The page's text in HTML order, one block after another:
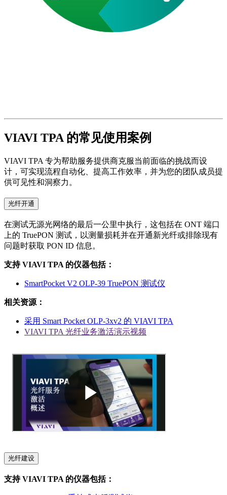
VIAVI TPA 的常见使用案例
VIAVI TPA 专为帮助服务提供商克服当前面临的挑战而设
计，可实现流程自动化、提高工作效率，并为您的团队成员提
供可见性和洞察力。
光纤开通
在测试无源光网络的最后一公里中执行，这包括在 ONT 端口
上的 TruePON 测试，以测量损耗并在开通新光纤或排除现有
问题时获取 PON ID 信息。
支持 VIAVI TPA 的仪器包括：
SmartPocket V2 OLP-39 TruePON 测试仪
相关资源：
采用 Smart Pocket OLP-3xv2 的 VIAVI TPA
VIAVI TPA 光纤业务激活演示视频
光纤建设
支持 VIAVI TPA 的仪器包括：